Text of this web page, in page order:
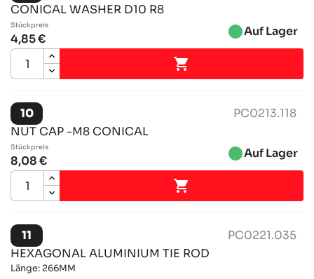
CONICAL WASHER D10 R8
Stückpreis
4,85 € brightness_1Auf Lager

10
PC0213.118
NUT CAP -M8 CONICAL
Stückpreis
8,08 € brightness_1Auf Lager

11
PC0221.035
HEXAGONAL ALUMINIUM TIE ROD
Länge: 266MM